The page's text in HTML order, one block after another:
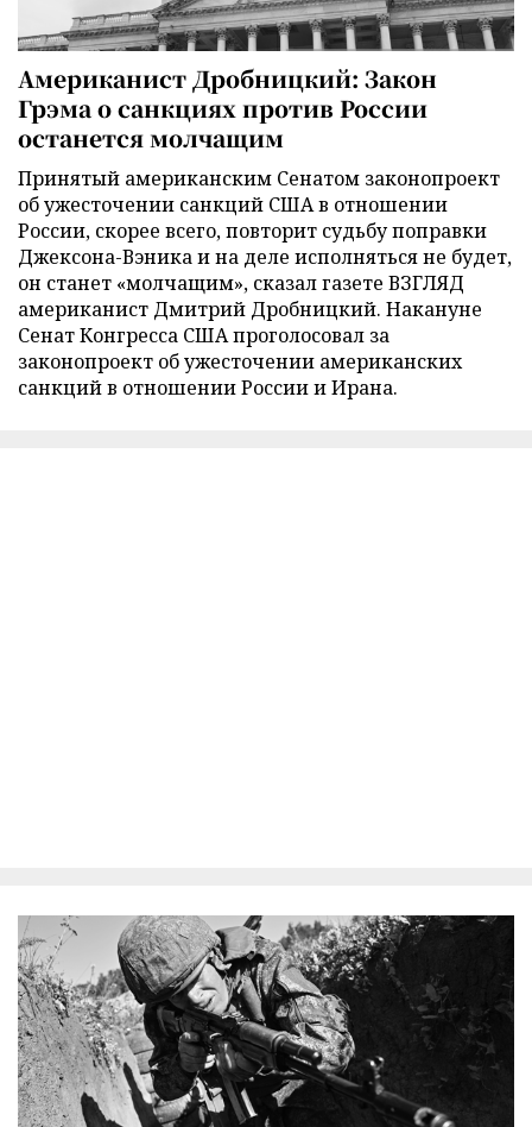
Американист Дробницкий: Закон
Грэма о санкциях против России
останется молчащим
Принятый американским Сенатом законопроект
об ужесточении санкций США в отношении
России, скорее всего, повторит судьбу поправки
Джексона-Вэника и на деле исполняться не будет,
он станет «молчащим», сказал газете ВЗГЛЯД
американист Дмитрий Дробницкий. Накануне
Сенат Конгресса США проголосовал за
законопроект об ужесточении американских
санкций в отношении России и Ирана.